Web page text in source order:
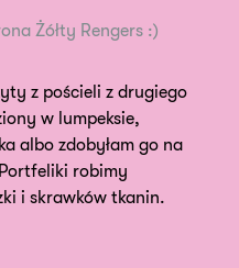
Żółty Rengers :)
z pościeli z drugiego
w lumpeksie,
albo zdobyłam go na
robimy
i skrawków tkanin.